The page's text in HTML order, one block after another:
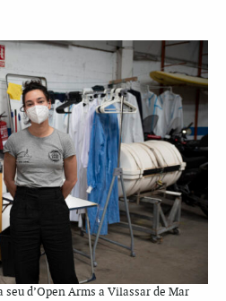
seu d’Open Arms a Vilassar de Mar